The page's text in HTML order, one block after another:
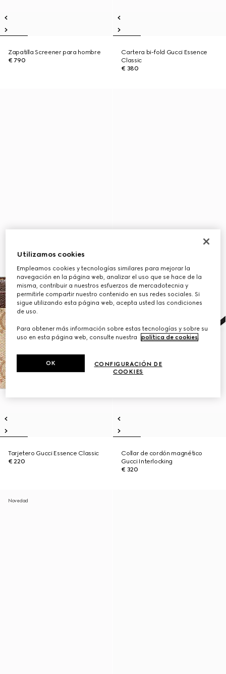
Zapatilla Screener para hombre
€ 790
Cartera bi-fold Gucci Essence
Classic
€ 380
Tarjetero Gucci Essence Classic
€ 220
Collar de cordón magnético
Gucci Interlocking
€ 320
Novedad
Utilizamos cookies
Empleamos cookies y tecnologías similares para mejorar la
navegación en la página web, analizar el uso que se hace de la
misma, contribuir a nuestros esfuerzos de mercadotecnia y
permitirle compartir nuestro contenido en sus redes sociales. Si
sigue utilizando esta página web, acepta usted las condiciones
de uso.
Para obtener más información sobre estas tecnologías y sobre su
uso en esta página web, consulte nuestra
política de cookies.
CONFIGURACIÓN DE
COOKIES
OK